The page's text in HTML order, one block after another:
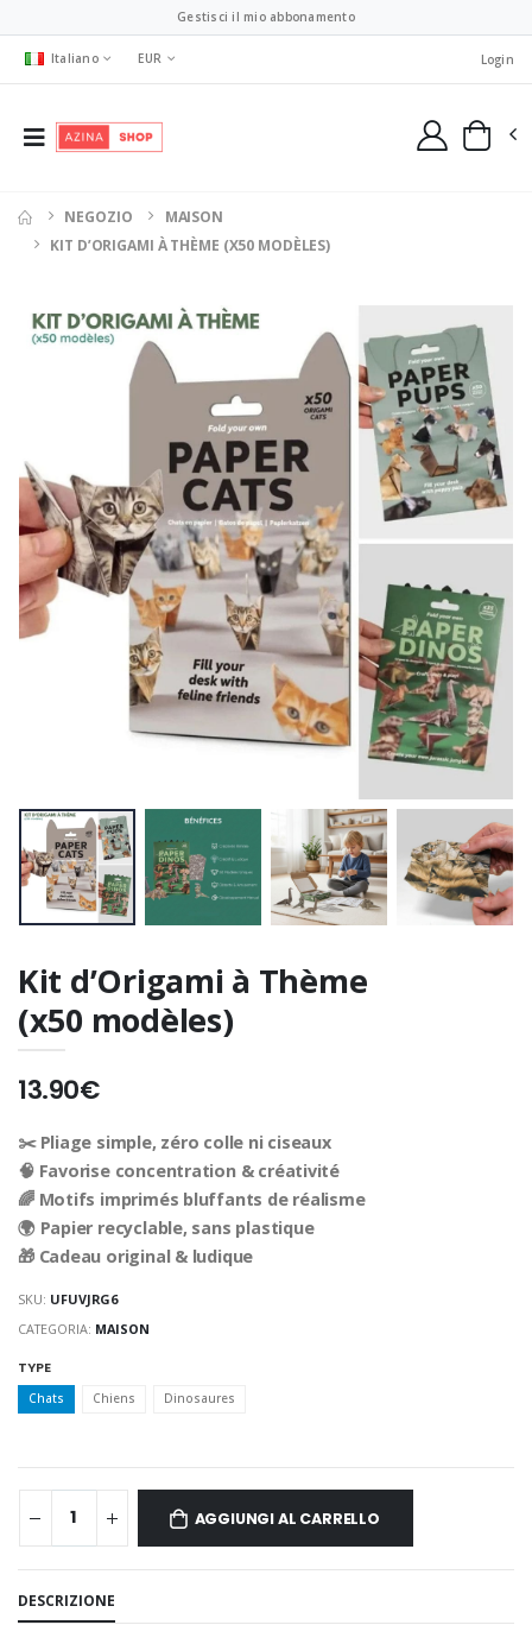
Gestisci il mio abbonamento
Italiano EUR Login
NEGOZIO
MAISON
KIT D’ORIGAMI À THÈME (X50 MODÈLES)
Kit d’Origami à Thème
(x50 modèles)
13.90€
✂️ Pliage simple, zéro colle ni ciseaux
🧠 Favorise concentration & créativité
🌈 Motifs imprimés bluffants de réalisme
🌍 Papier recyclable, sans plastique
🎁 Cadeau original & ludique
SKU: UFUVJRG6
CATEGORIA: MAISON
TYPE
Chats Chiens Dinosaures
AGGIUNGI AL CARRELLO
DESCRIZIONE